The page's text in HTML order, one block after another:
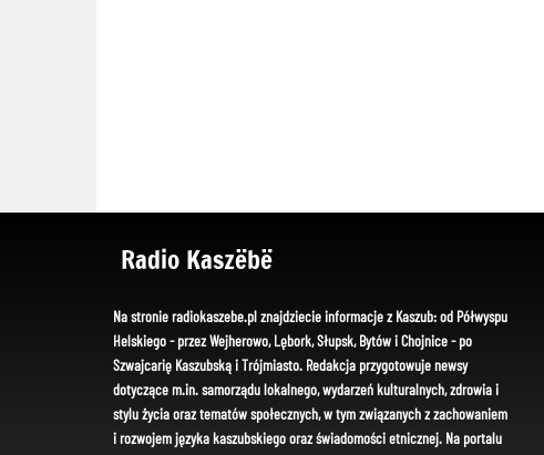
Radio Kaszëbë
Na stronie radiokaszebe.pl znajdziecie informacje z Kaszub: od Półwyspu
Helskiego - przez Wejherowo, Lębork, Słupsk, Bytów i Chojnice - po
Szwajcarię Kaszubską i Trójmiasto. Redakcja przygotowuje newsy
dotyczące m.in. samorządu lokalnego, wydarzeń kulturalnych, zdrowia i
stylu życia oraz tematów społecznych, w tym związanych z zachowaniem
i rozwojem języka kaszubskiego oraz świadomości etnicznej. Na portalu